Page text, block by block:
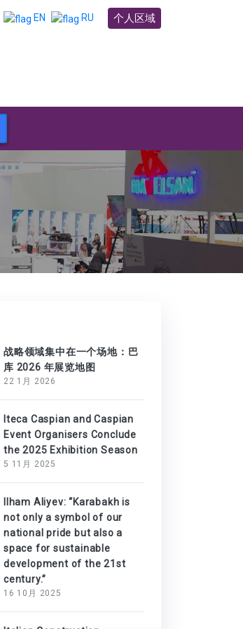
EN RU 个人区域
战略领域集中在一个场地：巴
库 2026 年展览地图
22 1月 2026
Iteca Caspian and Caspian
Event Organisers Conclude
the 2025 Exhibition Season
5 11月 2025
Ilham Aliyev: “Karabakh is
not only a symbol of our
national pride but also a
space for sustainable
development of the 21st
century.”
16 10月 2025